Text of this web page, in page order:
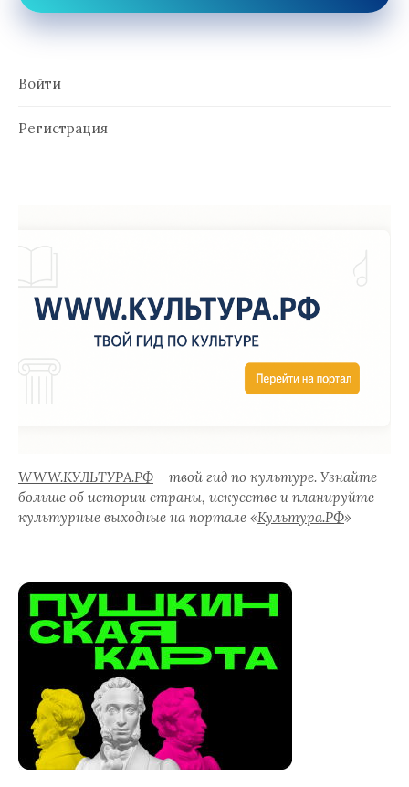
Войти
Регистрация
WWW.КУЛЬТУРА.РФ – твой гид по культуре. Узнайте
больше об истории страны, искусстве и планируйте
культурные выходные на портале «Культура.РФ»